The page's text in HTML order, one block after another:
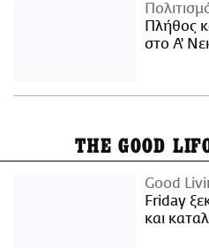
Πλήθος
στο Α'
THE GOOD
Good
Friday
και